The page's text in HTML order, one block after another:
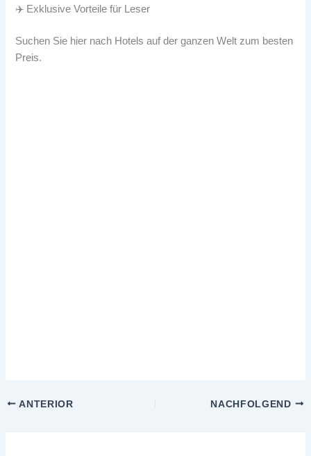
✈️ Exklusive Vorteile für Leser
Suchen Sie hier nach Hotels auf der ganzen Welt zum besten
Preis.
ANTERIOR NACHFOLGEND